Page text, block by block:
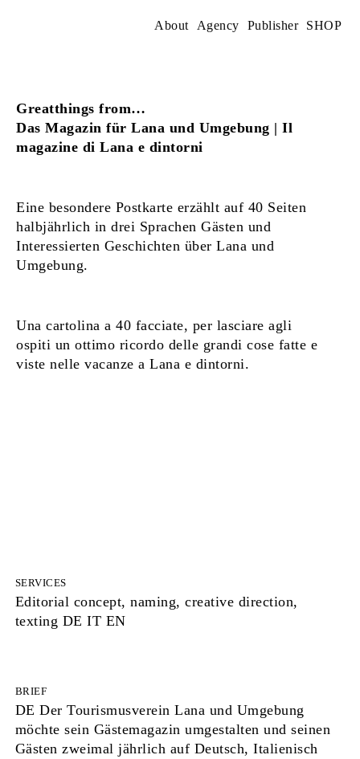
About Agency Publisher SHOP
Greatthings from…
Das Magazin für Lana und Umgebung | Il
magazine di Lana e dintorni
Eine besondere Postkarte erzählt auf 40 Seiten
halbjährlich in drei Sprachen Gästen und
Interessierten Geschichten über Lana und
Umgebung.
Una cartolina a 40 facciate, per lasciare agli
ospiti un ottimo ricordo delle grandi cose fatte e
viste nelle vacanze a Lana e dintorni.
SERVICES
Editorial concept, naming, creative direction,
texting DE IT EN
BRIEF
DE Der Tourismusverein Lana und Umgebung
möchte sein Gästemagazin umgestalten und seinen
Gästen zweimal jährlich auf Deutsch, Italienisch